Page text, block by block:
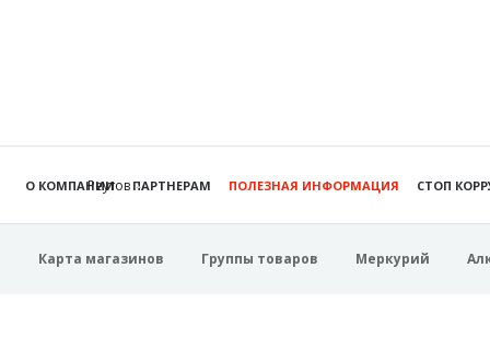
Реутов
О КОМПАНИИ ПАРТНЕРАМ ПОЛЕЗНАЯ ИНФОРМАЦИЯ СТОП
Карта магазинов Группы товаров Меркурий